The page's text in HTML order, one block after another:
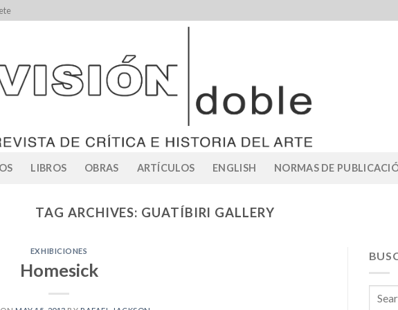
LIBROS OBRAS ARTÍCULOS ENGLISH NORMAS DE
TAG ARCHIVES: GUATÍBIRI GALLERY
EXHIBICIONES
Homesick